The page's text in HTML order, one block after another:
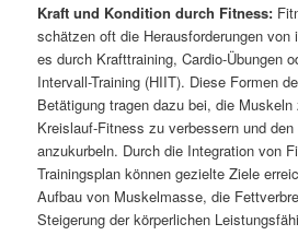
Kraft und Kondition durch Fitness:
schätzen oft die Herausforderungen
es durch Krafttraining, Cardio-Übungen
Intervall-Training (HIIT). Diese Formen
Betätigung tragen dazu bei, die
Kreislauf-Fitness zu verbessern und
anzukurbeln. Durch die Integration von
Trainingsplan können gezielte Ziele
Aufbau von Muskelmasse, die
Steigerung der körperlichen